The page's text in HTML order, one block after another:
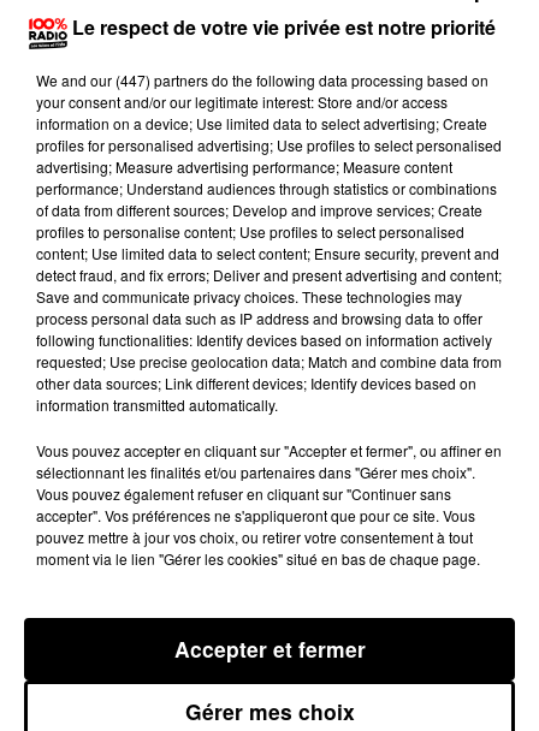
Les élus d'Ariège ont appelé jeudi à Ax-les-Thermes
fermeture des remontées mécaniques pour Noël. Une
quinzaine de maires de la vallée d'Ax ont participé à
cette manifestation d'une centaine de personnes,
initiée par l'Association nationale des maires des
stations de montagne et Domaine skiable français
(DSF).
"Je ne peux pas croire que le gouvernement ne revienne
pas sur sa décision", s'indigne Dominique Fourcade le
maire d'Ax-les-Thermes, dont le domaine skiable
sera fermé, à l'inverse des stations andorranes à
proximité. Egalement pourvoyeur d'activité, le casino
et les thermes sont aussi à l'arrêt."On nous a dit les
hôpitaux sont saturés [...] c'est pas le cas en Occitanie "
explique Fabrice Esquirol, le responsable des
remontées mécaniques de la station de ski Ax-Trois
domaines.
Une autre manifestation est prévue, ce vendredi à
Luchon (31), rassemblement auquel participera le
président du Conseil départemental de Haute-
Garonne, Georges Méric.
Le respect de votre vie privée est notre priorité
We and our (447) partnersdo the following data processing based on
your consent and/or our legitimate interest: Store and/or access
information on a device; Use limited data to select advertising; Create
profiles for personalised advertising; Use profiles to select personalised
advertising; Measure advertising performance; Measure content
performance; Understand audiences through statistics or combinations
of data from different sources; Develop and improve services; Create
profiles to personalise content; Use profiles to select personalised
content; Use limited data to select content; Ensure security, prevent and
detect fraud, and fix errors; Deliver and present advertising and content;
Save and communicate privacy choices. These technologies may
process personal data such as IP address and browsing data to offer
following functionalities: Identify devices based on information actively
requested; Use precise geolocation data; Match and combine data from
other data sources; Link different devices; Identify devices based on
information transmitted automatically.
Vous pouvez accepter en cliquant sur "Accepter et fermer", ou affiner en
sélectionnant les finalités et/ou partenaires dans "Gérer mes choix".
Vous pouvez également refuser en cliquant sur "Continuer sans
accepter". Vos préférences ne s'appliqueront que pour ce site. Vous
pouvez mettre à jour vos choix, ou retirer votre consentement à tout
moment via le lien "Gérer les cookies" situé en bas de chaque page.
Gérer mes choix
Accepter et fermer